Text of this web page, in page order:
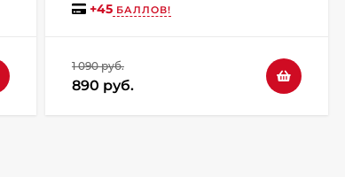
+45 БАЛЛОВ!
1 090 руб.
890 руб.